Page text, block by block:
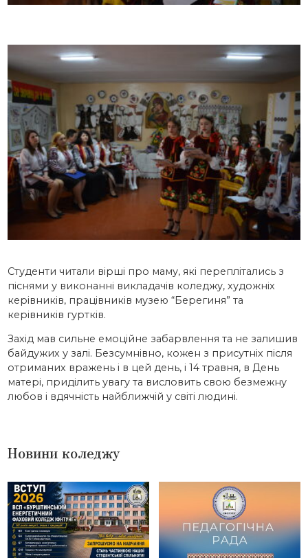
Студенти читали вірші про маму, які переплітались з
піснями у виконанні викладачів коледжу, художніх
керівників, працівників музею “Берегиня” та
керівників гуртків.
Захід мав сильне емоційне забарвлення та не залишив
байдужих у залі. Безсумнівно, кожен з присутніх після
отриманих вражень і в цей день, і 14 травня, в День
матері, приділить увагу та висловить свою безмежну
любов і вдячність найближчій у світі людині.
Новини коледжу